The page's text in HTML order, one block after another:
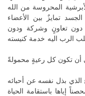
المحروسة من الله
تمايزٌ بين الأعضاء
دون تعاونٍ وشركة ودون
الرب اليه خدمة كنيسته
أن تكون كل رعيةٍ محمولةً
بذل نفسه عن أحبائه
إياها باستقامة الحياة